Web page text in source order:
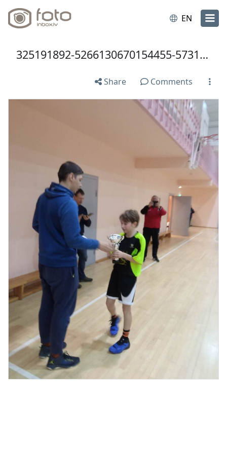
EN
325191892-5266130670154455-5731368379976941480-n.jpg
Share Comments